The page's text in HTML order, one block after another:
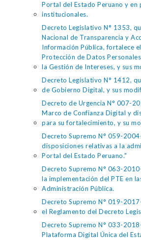
Portal del Estado Peruano y en
institucionales.
Decreto Legislativo N° 1353,
Nacional de Transparencia y
Información Pública, fortalece
Protección de Datos
la Gestión de Intereses, y sus
Decreto Legislativo N° 1412,
de Gobierno Digital, y sus
Decreto de Urgencia N° 007-
Marco de Confianza Digital y
para su fortalecimiento, y su
Decreto Supremo N° 059-
disposiciones relativas a la
Portal del Estado Peruano."
Decreto Supremo N° 063-
la implementación del PTE en
Administración Pública.
Decreto Supremo N° 019-
el Reglamento del Decreto
Decreto Supremo N° 033-
Plataforma Digital Única del